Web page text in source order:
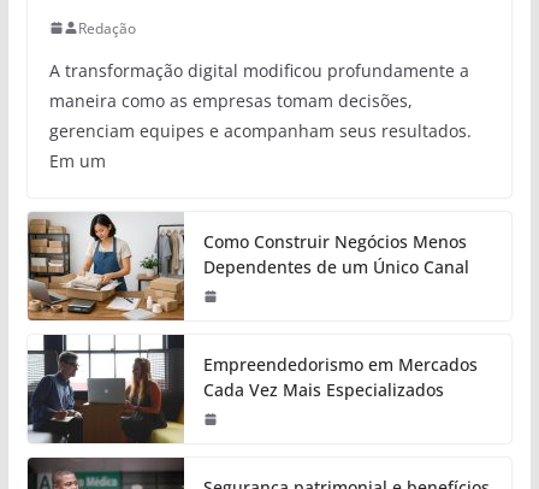
Redação
A transformação digital modificou profundamente a
maneira como as empresas tomam decisões,
gerenciam equipes e acompanham seus resultados.
Em um
Como Construir Negócios Menos
Dependentes de um Único Canal
Empreendedorismo em Mercados
Cada Vez Mais Especializados